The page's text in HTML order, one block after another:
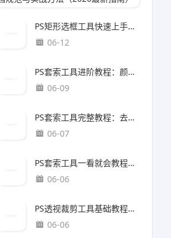
PS矩形选框工具快速上手教程：抠图方法（最新更新版）
06-12
PS套索工具进阶教程：颜色校正方法（最新更新版）
06-09
PS套索工具完整教程：去水印方法（最新更新版）
06-07
PS套索工具一看就会教程：图片导出方法（最新更新版）
06-06
PS透视裁剪工具基础教程：抠图方法（最新更新版）
06-06